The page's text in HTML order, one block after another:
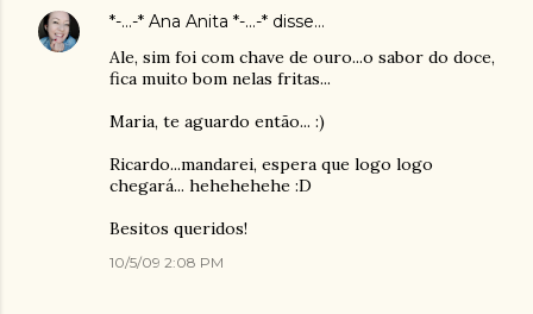
*-...-* Ana Anita *-...-* disse…
Ale, sim foi com chave de ouro...o sabor do doce,
fica muito bom nelas fritas...
Maria, te aguardo então... :)
Ricardo...mandarei, espera que logo logo
chegará... hehehehehe :D
Besitos queridos!
10/5/09 2:08 PM